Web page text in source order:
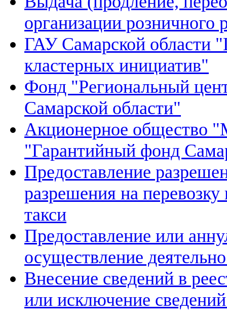
организации розничного
ГАУ Самарской области
кластерных инициатив"
Фонд "Региональный
Самарской области"
Акционерное общество
"Гарантийный фонд
Предоставление
разрешения на
такси
Предоставление или
осуществление
Внесение сведений в
или исключение